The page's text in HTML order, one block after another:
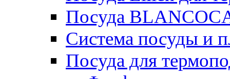
Посуда
Система посуды и
Посуда для